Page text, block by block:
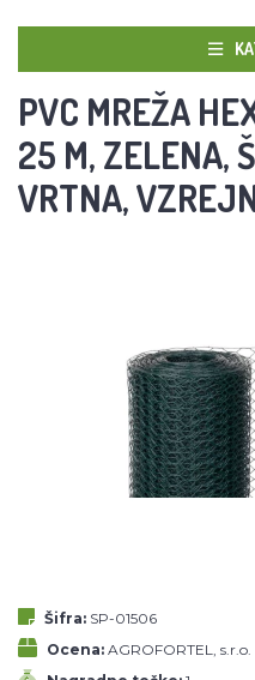
PVC MREŽA
25 M, ZELENA,
VRTNA,
Šifra: SP-01506
Ocena: AGROFORTEL, s.r.o.